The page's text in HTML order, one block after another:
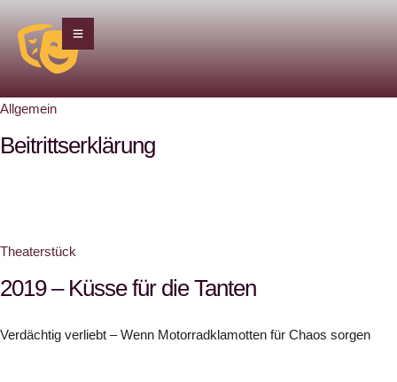
Allgemein
Beitrittserklärung
Theaterstück
2019 – Küsse für die Tanten
Verdächtig verliebt – Wenn Motorradklamotten für Chaos sorgen